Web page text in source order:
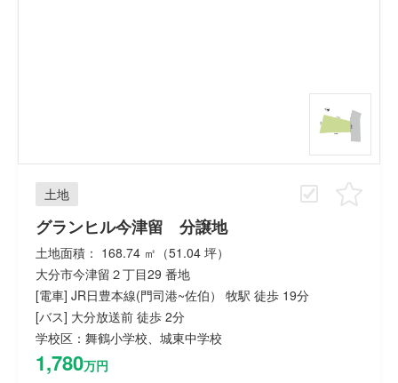
土地
グランヒル今津留 分譲地
土地面積： 168.74 ㎡（51.04 坪）
大分市今津留２丁目29 番地
[電車] JR日豊本線(門司港~佐伯） 牧駅 徒歩 19分
[バス] 大分放送前 徒歩 2分
学校区：舞鶴小学校、城東中学校
1,780万円